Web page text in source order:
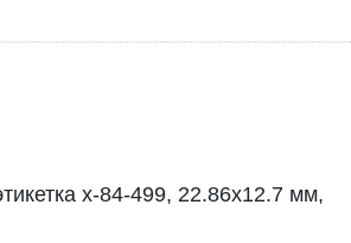
x-84-499, 22.86x12.7 мм,